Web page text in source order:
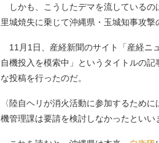
しかも、こうしたデマを流しているの
里城焼失に乗じて沖縄県・玉城知事攻撃
11月1日、産経新聞のサイト「産経ニ
自機投入を模索中」というタイトルの記
な投稿を行ったのだ。
〈陸自ヘリが消火活動に参加するために
機管理課は要請を検討しなかったといい